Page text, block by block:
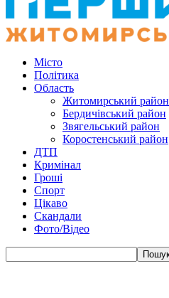
Місто
Політика
Область
Житомирський район
Бердичівський район
Звягельський район
Коростенський район
ДТП
Кримінал
Гроші
Спорт
Цікаво
Скандали
Фото/Відео